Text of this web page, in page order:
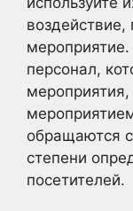
воздействие,
персонал,
обращаются
степени
посетителей.